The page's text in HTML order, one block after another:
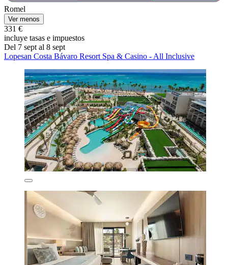
Romel
Ver menos
331 €
incluye tasas e impuestos
Del 7 sept al 8 sept
Lopesan Costa Bávaro Resort Spa & Casino - All Inclusive